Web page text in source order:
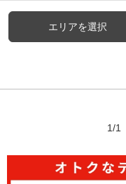
エリアを選択
1/1